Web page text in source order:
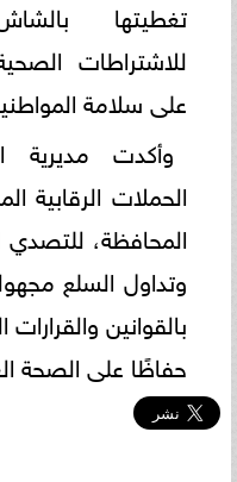
تغطيتها
للاشتراطات
على سلامة
وأكدت مديرية
الحملات الرقابية
المحافظة، للتصدي
وتداول السلع
بالقوانين
حفاظًا على الصحة